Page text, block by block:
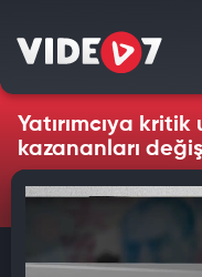
Yatırımcıya
kazananları